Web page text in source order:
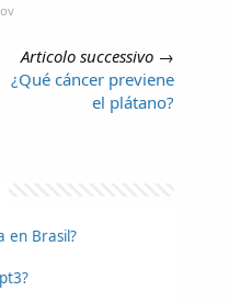
Articolo successivo →
¿Qué cáncer previene
el plátano?
en Brasil?